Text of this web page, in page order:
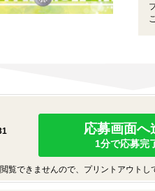
応募画面へ
1分で応募完
覧できませんので、プリントアウトし